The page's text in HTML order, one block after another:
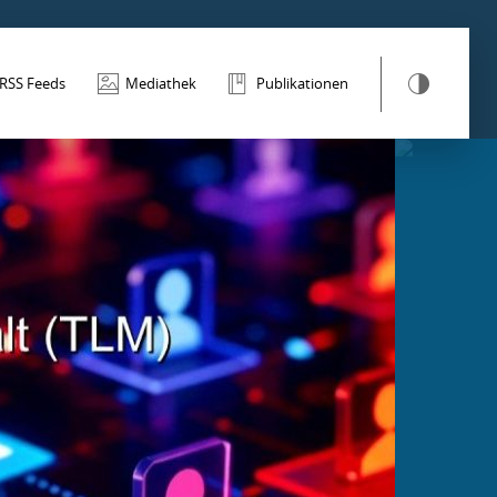
RSS Feeds Mediathek Publikationen